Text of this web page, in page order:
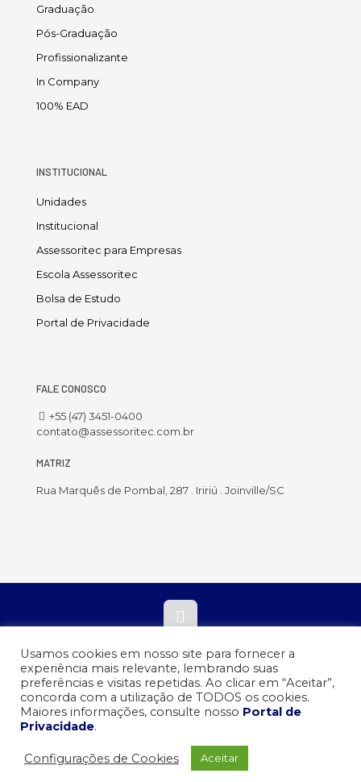
Graduação
Pós-Graduação
Profissionalizante
In Company
100% EAD
INSTITUCIONAL
Unidades
Institucional
Assessoritec para Empresas
Escola Assessoritec
Bolsa de Estudo
Portal de Privacidade
FALE CONOSCO
+55 (47) 3451-0400
contato@assessoritec.com.br
MATRIZ
Rua Marquês de Pombal, 287 . Iririú . Joinville/SC
A Assessoritec - Associação Educacional e Tecnológica de Santa
Catarina e está inscrita no CNPJ sob o nº 07.196.820/0001-40.
Verificada por
Usamos cookies em nosso site para fornecer a
experiência mais relevante, lembrando suas
preferências e visitas repetidas. Ao clicar em “Aceitar”,
concorda com a utilização de TODOS os cookies.
Maiores informações, consulte nosso Portal de
Privacidade.
Configurações de Cookies Aceitar